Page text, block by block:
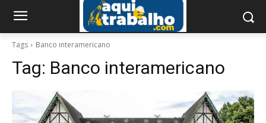
Tags Banco interamericano
Tag: Banco interamericano